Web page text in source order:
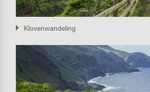
Klovenwandeling
Image